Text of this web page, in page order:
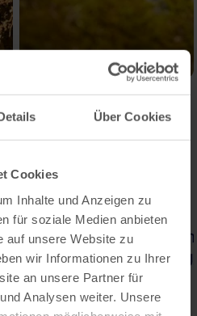
Über Cookies
Cookies
Inhalte und Anzeigen zu
für soziale Medien anbieten
auf unsere Website zu
wir Informationen zu Ihrer
an unsere Partner für
Analysen weiter. Unsere